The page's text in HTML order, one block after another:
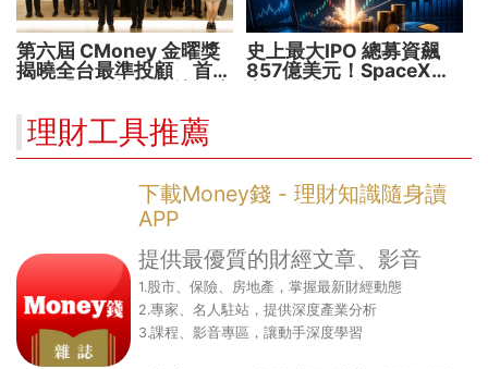
第六屆 CMoney 金曜獎
揭曉全台最準投顧 首度
用 助攻投顧、投信打造
下一代
史上最大IPO 總募資飆
857億美元！SpaceX升
理財工具推薦
下載Money錢 - 理財知識隨身讀
APP
提供最優質的財經文章、影音
1.股市、保險、房地產，掌握最新財經動態
2.專家、名人駐站，提供深度產業分析
3.課程、影音專區，讓動手深度學習